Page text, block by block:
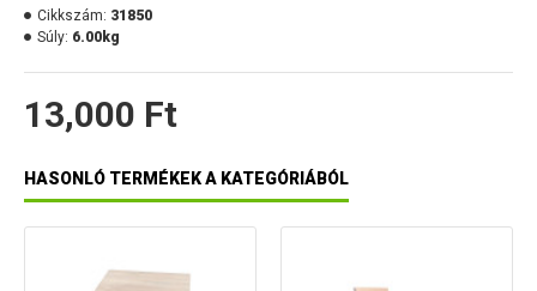
A kör alakú ülőfelület átmérője: 27 cm
Magasság: 45 cm
13,000 Ft
Cikkszám: 31850
Súly: 6.00kg
HASONLÓ TERMÉKEK A KATEGÓRIÁBÓL